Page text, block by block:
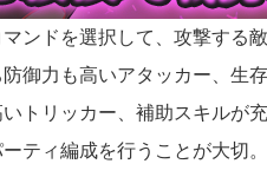
ンドを選択して、攻撃する
御力も高いアタッカー、生
トリッカー、補助スキルが
ティ編成を行うことが大切。